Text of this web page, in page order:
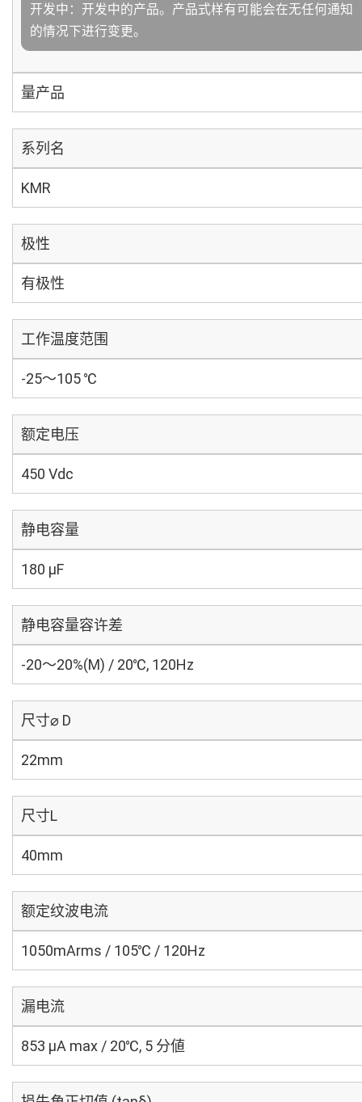
开发中：开发中的产品。产品式样有可能会在无任何通知
的情况下进行变更。
量产品
系列名
KMR
极性
有极性
工作温度范围
-25～105 ℃
额定电压
450 Vdc
静电容量
180 µF
静电容量容许差
-20～20%(M) / 20℃, 120Hz
尺寸⌀ D
22mm
尺寸L
40mm
额定纹波电流
1050mArms / 105℃ / 120Hz
漏电流
853 μA max / 20℃, 5 分値